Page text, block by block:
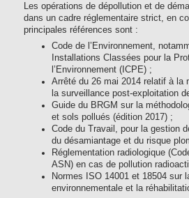
Les opérations de dépollution et de
dans un cadre réglementaire strict, en
principales références sont :
Code de l’Environnement,
Installations Classées pour la
l’Environnement (ICPE) ;
Arrêté du 26 mai 2014 relatif à la
la surveillance post-exploitation
Guide du BRGM sur la
et sols pollués (édition 2017) ;
Code du Travail, pour la gestion
du désamiantage et du risque
Réglementation radiologique
ASN) en cas de pollution
Normes ISO 14001 et 18504 sur
environnementale et la